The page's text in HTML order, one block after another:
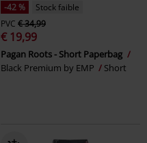
-42 %
Stock faible
PVC € 34,99
€ 19,99
Pagan Roots - Short Paperbag
Black Premium by EMP
Short